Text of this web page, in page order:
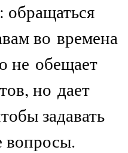
обращаться
во времена
не обещает
но дает
задавать
вопросы.